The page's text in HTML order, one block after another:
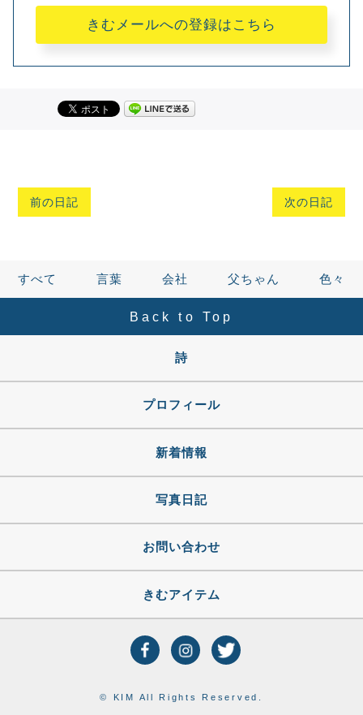
きむメールへの登録はこちら
前の日記 次の日記
すべて 言葉 会社 父ちゃん 色々
Back to Top
詩
プロフィール
新着情報
写真日記
お問い合わせ
きむアイテム
© KIM All Rights Reserved.